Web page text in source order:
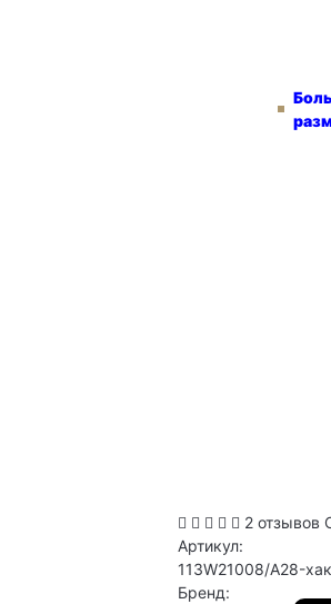
2 отзывов
Артикул:
113W21008/A28-
Бренд: